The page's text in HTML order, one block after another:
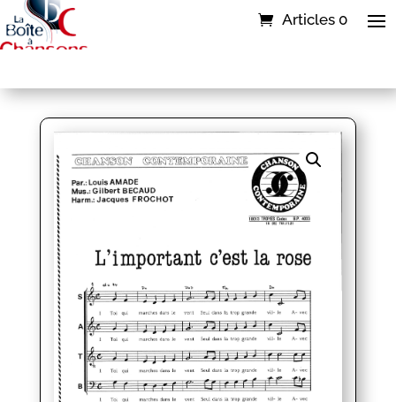
Articles 0